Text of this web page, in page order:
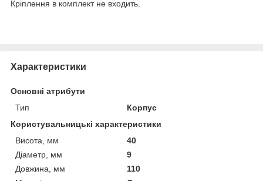
Кріплення в комплект не входить.
Характеристики
Основні атрибути
Тип
Корпус
Користувальницькі характеристики
Висота, мм
40
Діаметр, мм
9
Довжина, мм
110